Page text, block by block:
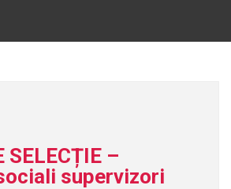
SELECȚIE –
supervizori